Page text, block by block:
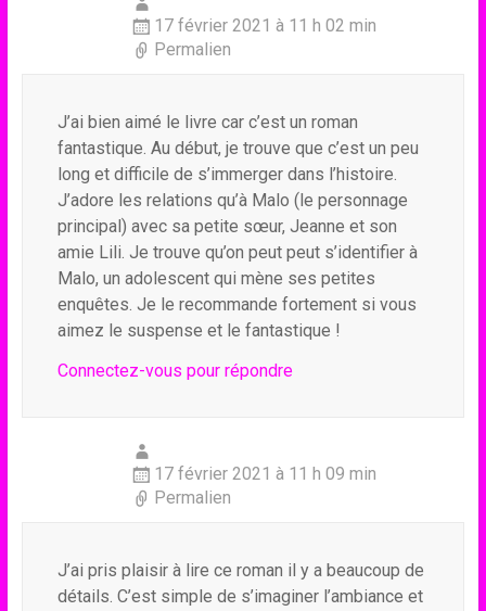
17 février 2021 à 11 h 02 min
Permalien
J’ai bien aimé le livre car c’est un roman
fantastique. Au début, je trouve que c’est un peu
long et difficile de s’immerger dans l’histoire.
J’adore les relations qu’à Malo (le personnage
principal) avec sa petite sœur, Jeanne et son
amie Lili. Je trouve qu’on peut peut s’identifier à
Malo, un adolescent qui mène ses petites
enquêtes. Je le recommande fortement si vous
aimez le suspense et le fantastique !
Connectez-vous pour répondre
17 février 2021 à 11 h 09 min
Permalien
J’ai pris plaisir à lire ce roman il y a beaucoup de
détails. C’est simple de s’imaginer l’ambiance et